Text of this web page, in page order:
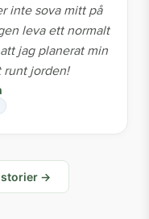
inte sova mitt på
leva ett normalt
jag planerat min
runt jorden!
→